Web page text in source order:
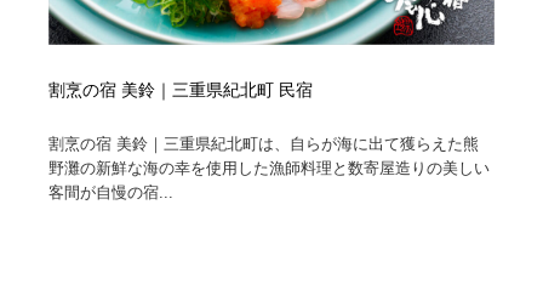
割烹の宿 美鈴｜三重県紀北町 民宿
割烹の宿 美鈴｜三重県紀北町は、自らが海に出て獲らえた熊
野灘の新鮮な海の幸を使用した漁師料理と数寄屋造りの美しい
客間が自慢の宿...